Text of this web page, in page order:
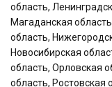
область,
Магаданская
область,
Новосибирская
область, Орловская
область, Ростовская